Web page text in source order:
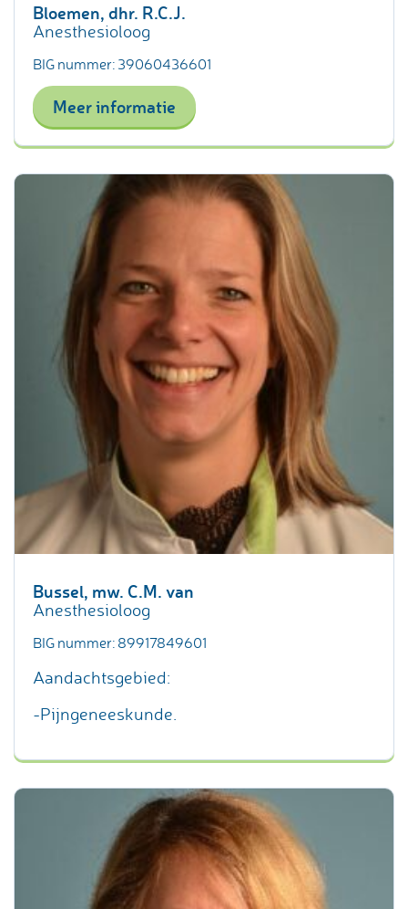
Bloemen, dhr. R.C.J.
Anesthesioloog
BIG nummer: 39060436601
Meer informatie
Bussel, mw. C.M. van
Anesthesioloog
BIG nummer: 89917849601
Aandachtsgebied:
-Pijngeneeskunde.